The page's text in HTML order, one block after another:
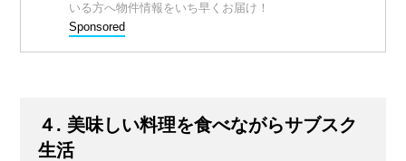
いる方へ物件情報をいち早くお届け！
Sponsored
４. 美味しい料理を食べながらサブスク
生活